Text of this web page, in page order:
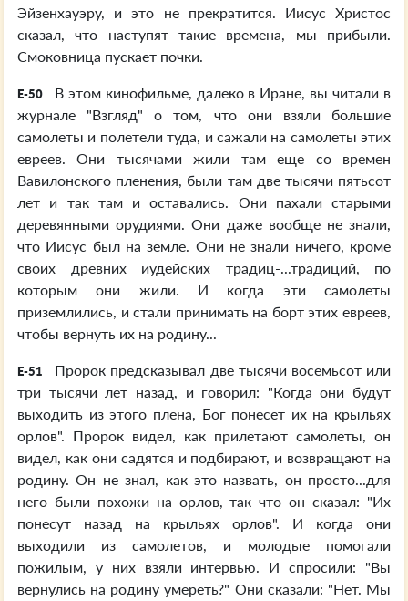
Эйзенхауэру, и это не прекратится. Иисус Христос
сказал, что наступят такие времена, мы прибыли.
Смоковница пускает почки.
E-50
В этом кинофильме, далеко в Иране, вы читали в
журнале "Взгляд" о том, что они взяли большие
самолеты и полетели туда, и сажали на самолеты этих
евреев. Они тысячами жили там еще со времен
Вавилонского пленения, были там две тысячи пятьсот
лет и так там и оставались. Они пахали старыми
деревянными орудиями. Они даже вообще не знали,
что Иисус был на земле. Они не знали ничего, кроме
своих древних иудейских традиц-...традиций, по
которым они жили. И когда эти самолеты
приземлились, и стали принимать на борт этих евреев,
чтобы вернуть их на родину...
E-51
Пророк предсказывал две тысячи восемьсот или
три тысячи лет назад, и говорил: "Когда они будут
выходить из этого плена, Бог понесет их на крыльях
орлов". Пророк видел, как прилетают самолеты, он
видел, как они садятся и подбирают, и возвращают на
родину. Он не знал, как это назвать, он просто...для
него были похожи на орлов, так что он сказал: "Их
понесут назад на крыльях орлов". И когда они
выходили из самолетов, и молодые помогали
пожилым, у них взяли интервью. И спросили: "Вы
вернулись на родину умереть?" Они сказали: "Нет. Мы